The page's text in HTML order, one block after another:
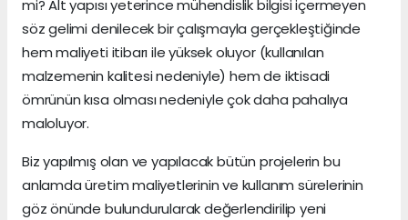
mi? Alt yapısı yeterince mühendislik bilgisi içermeyen
söz gelimi denilecek bir çalışmayla gerçekleştiğinde
hem maliyeti itibarı ile yüksek oluyor (kullanılan
malzemenin kalitesi nedeniyle) hem de iktisadi
ömrünün kısa olması nedeniyle çok daha pahalıya
maloluyor.
Biz yapılmış olan ve yapılacak bütün projelerin bu
anlamda üretim maliyetlerinin ve kullanım sürelerinin
göz önünde bulundurularak değerlendirilip yeni